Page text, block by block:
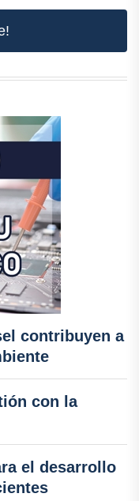
contribuyen a
con la
el desarrollo